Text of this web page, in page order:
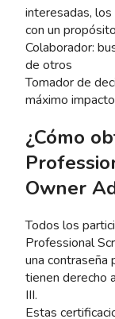
interesadas,
con un
Colaborador:
de otros
Tomador de
máximo
¿Cómo
Owner
Todos los
Professional
una contraseña
tienen derecho
III.
Estas